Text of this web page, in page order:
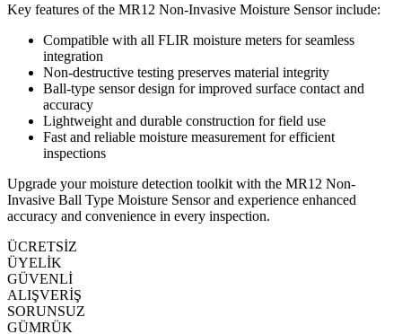
Key features of the MR12 Non-Invasive Moisture Sensor include:
Compatible with all FLIR moisture meters for seamless
integration
Non-destructive testing preserves material integrity
Ball-type sensor design for improved surface contact and
accuracy
Lightweight and durable construction for field use
Fast and reliable moisture measurement for efficient
inspections
Upgrade your moisture detection toolkit with the MR12 Non-
Invasive Ball Type Moisture Sensor and experience enhanced
accuracy and convenience in every inspection.
ÜCRETSİZ
ÜYELİK
GÜVENLİ
ALIŞVERİŞ
SORUNSUZ
GÜMRÜK